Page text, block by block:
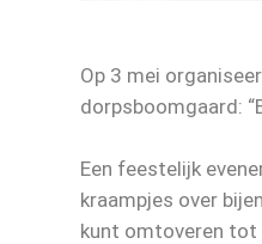
Op 3 mei
dorpsboomgaard:
Een feestelijk
kraampjes over
kunt omtoveren tot